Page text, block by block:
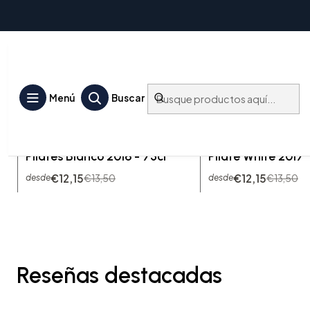
Menú Buscar
Pilates Blanco 2016 - 75cl
desde€12,15€13,50
Pilate White 2017
desde€12,15€13,50
Reseñas destacadas